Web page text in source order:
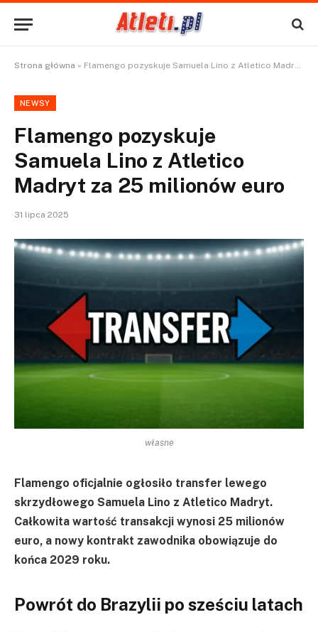
Strona główna » Flamengo pozyskuje Samuela Lino z Atletico Madryt za 25 milionów euro
NEWSY
Flamengo pozyskuje
Samuela Lino z Atletico
Madryt za 25 milionów euro
31 lipca 2025
własne
Flamengo oficjalnie ogłosiło transfer lewego
skrzydłowego Samuela Lino z Atletico Madryt.
Całkowita wartość transakcji wynosi 25 milionów
euro, a nowy kontrakt zawodnika obowiązuje do
końca 2029 roku.
Powrót do Brazylii po sześciu latach